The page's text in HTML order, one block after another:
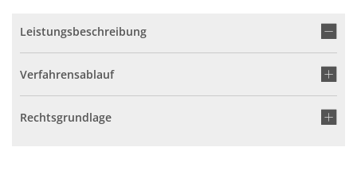
Leistungsbeschreibung
Verfahrensablauf
Rechtsgrundlage